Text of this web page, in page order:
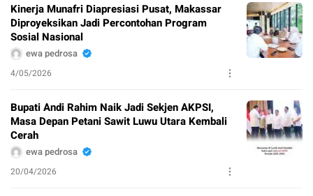
Kinerja Munafri Diapresiasi Pusat, Makassar
Diproyeksikan Jadi Percontohan Program
Sosial Nasional
ewa pedrosa
4/05/2026
Bupati Andi Rahim Naik Jadi Sekjen AKPSI,
Masa Depan Petani Sawit Luwu Utara Kembali
Cerah
ewa pedrosa
20/04/2026